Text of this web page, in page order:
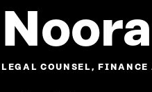
LEGAL COUNSEL, FINANCE